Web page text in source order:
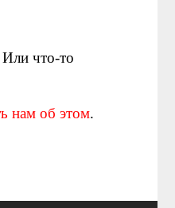
Или что-то
нам об этом.